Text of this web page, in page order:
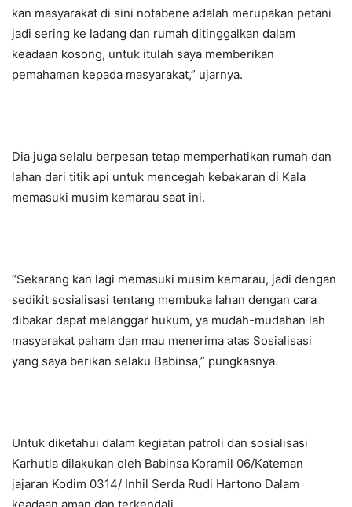
kan masyarakat di sini notabene adalah merupakan petani
jadi sering ke ladang dan rumah ditinggalkan dalam
keadaan kosong, untuk itulah saya memberikan
pemahaman kepada masyarakat,” ujarnya.
Dia juga selalu berpesan tetap memperhatikan rumah dan
lahan dari titik api untuk mencegah kebakaran di Kala
memasuki musim kemarau saat ini.
“Sekarang kan lagi memasuki musim kemarau, jadi dengan
sedikit sosialisasi tentang membuka lahan dengan cara
dibakar dapat melanggar hukum, ya mudah-mudahan lah
masyarakat paham dan mau menerima atas Sosialisasi
yang saya berikan selaku Babinsa,” pungkasnya.
Untuk diketahui dalam kegiatan patroli dan sosialisasi
Karhutla dilakukan oleh Babinsa Koramil 06/Kateman
jajaran Kodim 0314/ Inhil Serda Rudi Hartono Dalam
keadaan aman dan terkendali.